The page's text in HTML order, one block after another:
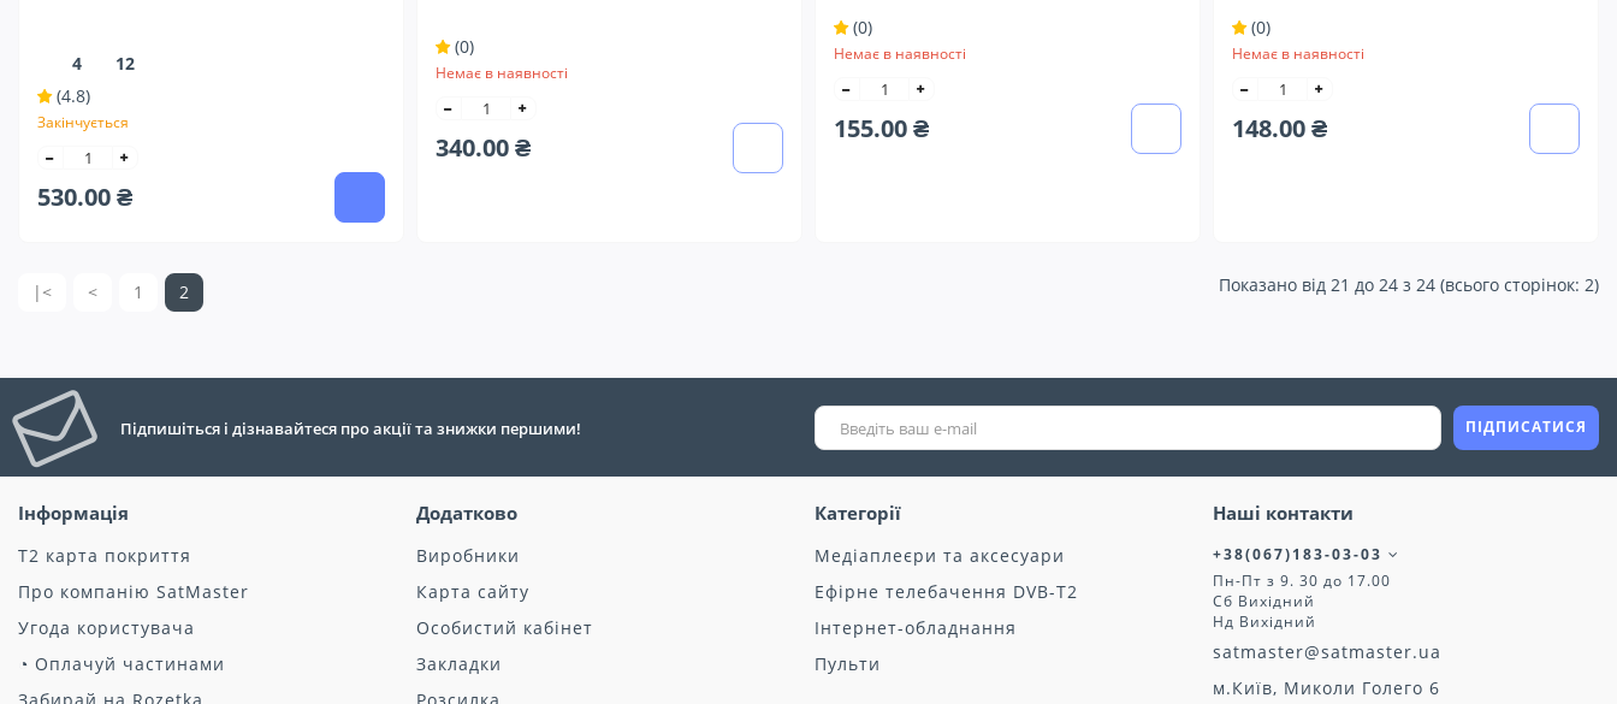
4
12
(4.8)
Закінчується
530.00 ₴
(0)
Немає в наявності
340.00 ₴
(0)
Немає в наявності
155.00 ₴
(0)
Немає в наявності
148.00 ₴
|< < 1 2 Показано від 21 до 24 з 24 (всього сторінок: 2)
Підпишіться і дізнавайтеся про акції та знижки першими! ПІДПИСАТИСЯ
Інформація
Т2 карта покриття
Про компанію SatMaster
Угода користувача
◔ Оплачуй частинами
Додатково
Виробники
Карта сайту
Особистий кабінет
Закладки
Категорії
Медіаплеєри та аксесуари
Ефірне телебачення DVB-T2
Інтернет-обладнання
Пульти
Наші контакти
+38(067)183-03-03
Пн-Пт з 9. 30 до 17.00
Сб Вихідний
Нд Вихідний
satmaster@satmaster.ua
м.Київ, Миколи Голего 6